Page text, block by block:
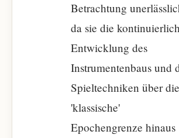
Betrachtung
da sie die
Entwicklung des
Instrumentenbaus und
Spieltechniken über die
'klassische'
Epochengrenze hinaus